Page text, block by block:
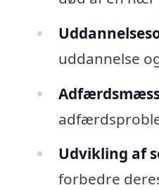
uddannelse
Udvikling af
forbedre